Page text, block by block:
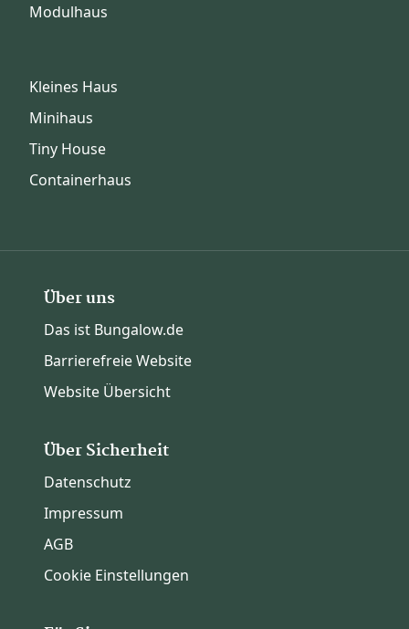
Modulhaus
Kleines Haus
Minihaus
Tiny House
Containerhaus
Über uns
Das ist Bungalow.de
Barrierefreie Website
Website Übersicht
Über Sicherheit
Datenschutz
Impressum
AGB
Cookie Einstellungen